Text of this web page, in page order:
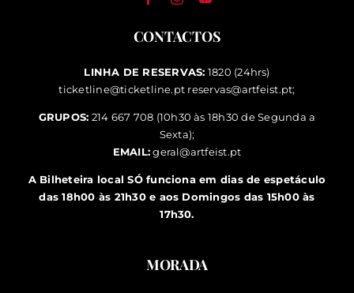
CONTACTOS
LINHA DE RESERVAS: 1820 (24hrs)
ticketline@ticketline.pt reservas@artfeist.pt;
GRUPOS: 214 667 708 (10h30 às 18h30 de Segunda a
Sexta);
EMAIL: geral@artfeist.pt
A Bilheteira local SÓ funciona em dias de espetáculo
das 18h00 às 21h30 e aos Domingos das 15h00 às
17h30.
MORADA